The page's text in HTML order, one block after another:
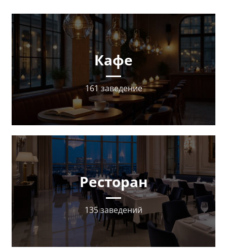
Кафе
161 заведение
Ресторан
135 заведений